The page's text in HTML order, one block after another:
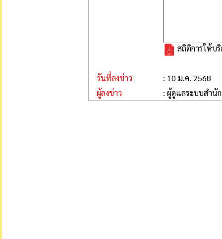
สถิติการให้บ
วันที่ลงข่าว
: 10 ม.ค. 2568
ผู้ลงข่าว
: ผู้ดูแลระบบสำนั